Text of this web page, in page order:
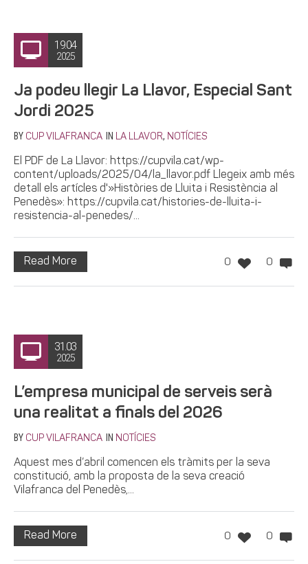
19.04
2025
Ja podeu llegir La Llavor, Especial Sant
Jordi 2025
BY CUP VILAFRANCA IN LA LLAVOR, NOTÍCIES
El PDF de La Llavor: https://cupvila.cat/wp-
content/uploads/2025/04/la_llavor.pdf Llegeix amb més
detall els artícles d'»Històries de Lluita i Resistència al
Penedès»: https://cupvila.cat/histories-de-lluita-i-
resistencia-al-penedes/...
0 0
Read More
31.03
2025
L’empresa municipal de serveis serà
una realitat a finals del 2026
BY CUP VILAFRANCA IN NOTÍCIES
Aquest mes d’abril comencen els tràmits per la seva
constitució, amb la proposta de la seva creació
Vilafranca del Penedès,...
0 0
Read More